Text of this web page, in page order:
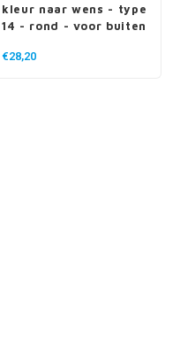
kleur naar wens - type
14 - rond - voor buiten
€28,20